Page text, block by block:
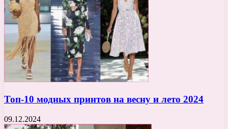
Топ-10 модных принтов на весну и лето 2024
09.12.2024